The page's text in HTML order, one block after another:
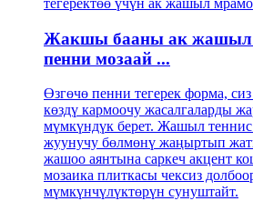
Жакшы бааны ак жашыл
пенни мозаай ...
Өзгөчө пенни тегерек форма, сиз
көздү кармоочу жасалгаларды
мүмкүндүк берет. Жашыл
жуунучу бөлмөнү жаңыртып
жашоо аянтына саркеч акцент
мозаика плиткасы чексиз
мүмкүнчүлүктөрүн сунуштайт.